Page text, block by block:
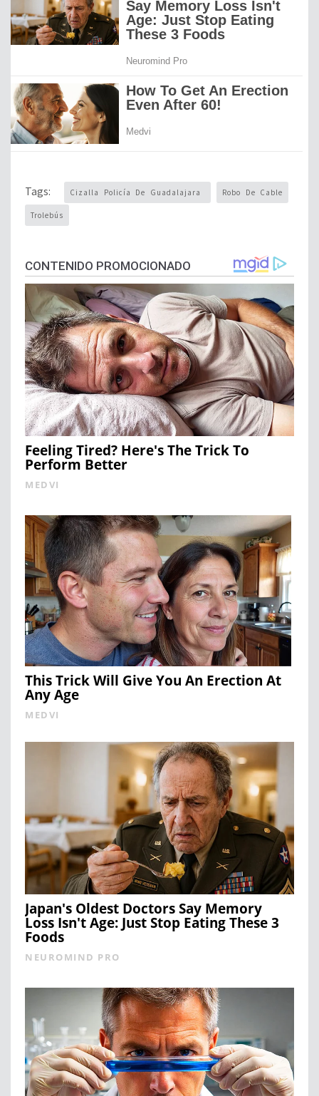
Tags: Cizalla Policía De Guadalajara Robo De Cable
Trolebús
CONTENIDO PROMOCIONADO
Feeling Tired? Here's The Trick To
Perform Better
MEDVI
This Trick Will Give You An Erection At
Any Age
MEDVI
Japan's Oldest Doctors Say Memory
Loss Isn't Age: Just Stop Eating These 3
Foods
NEUROMIND PRO